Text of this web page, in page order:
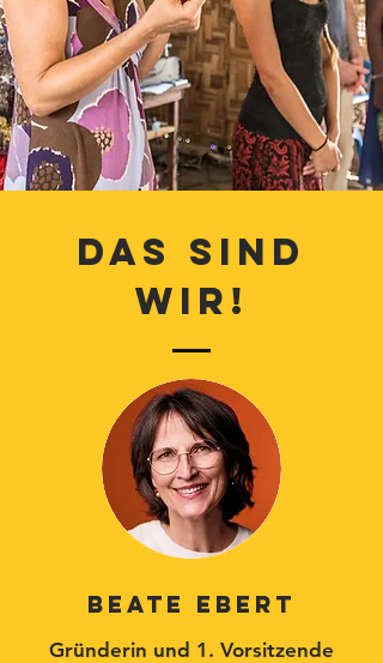
DAS SIND
WIR!
BEATE EBERT
Gründerin und 1. Vorsitzende